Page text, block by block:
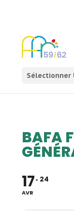
Sélectionner
BAFA
17
AVR
24